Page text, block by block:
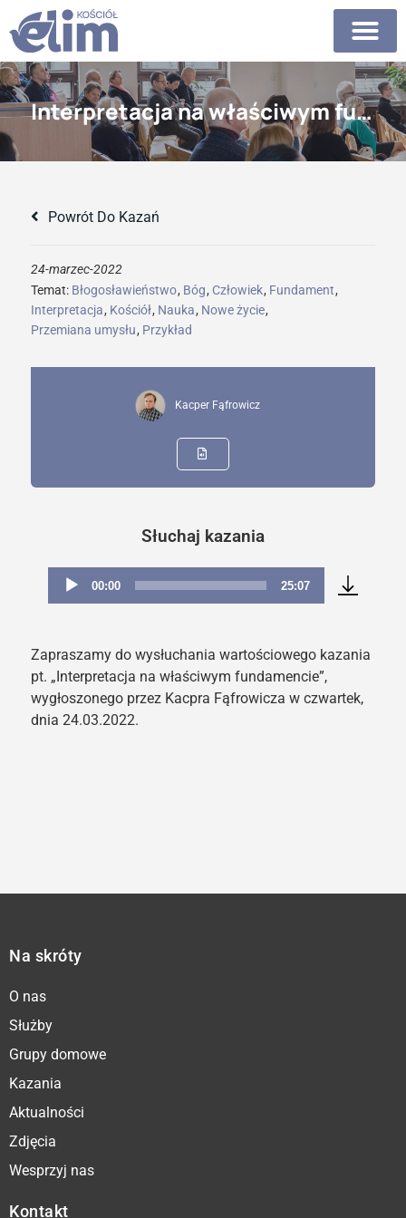
Interpretacja na właściwym fundamencie
Powrót Do Kazań
24-marzec-2022
Temat: Błogosławieństwo, Bóg, Człowiek, Fundament,
Interpretacja, Kościół, Nauka, Nowe życie,
Przemiana umysłu, Przykład
Kacper Fąfrowicz
Słuchaj kazania
Odtwarzacz
00:00 25:07
Zapraszamy do wysłuchania wartościowego kazania
pt. „Interpretacja na właściwym fundamencie”,
wygłoszonego przez Kacpra Fąfrowicza w czwartek,
dnia 24.03.2022.
Na skróty
O nas
Służby
Grupy domowe
Kazania
Aktualności
Zdjęcia
Wesprzyj nas
Kontakt